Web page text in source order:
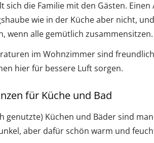
sich die Familie mit den Gästen.
wie in der Küche aber nicht,
wenn alle gemütlich zusammensitzen.
im Wohnzimmer sind
hier für bessere Luft sorgen.
für Küche und Bad
genutzte) Küchen und Bäder sind
aber dafür schön warm und